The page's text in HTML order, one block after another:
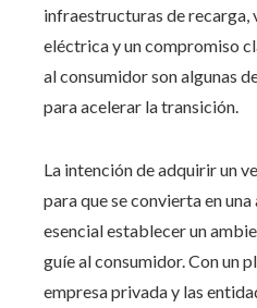
infraestructuras de
eléctrica y un compromiso
al consumidor son algunas
para acelerar la transición.
La intención de adquirir un
para que se convierta en
esencial establecer un
guíe al consumidor. Con un
empresa privada y las